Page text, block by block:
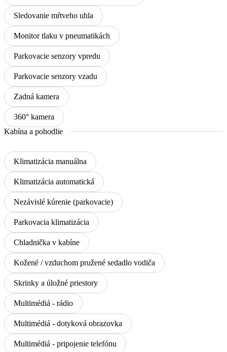
Sledovanie mŕtveho uhla
Monitor tlaku v pneumatikách
Parkovacie senzory vpredu
Parkovacie senzory vzadu
Zadná kamera
360° kamera
Kabína a pohodlie
Klimatizácia manuálna
Klimatizácia automatická
Nezávislé kúrenie (parkovacie)
Parkovacia klimatizácia
Chladnička v kabíne
Kožené / vzduchom pružené sedadlo vodiča
Skrinky a úložné priestory
Multimédiá - rádio
Multimédiá - dotyková obrazovka
Multimédiá - pripojenie telefónu